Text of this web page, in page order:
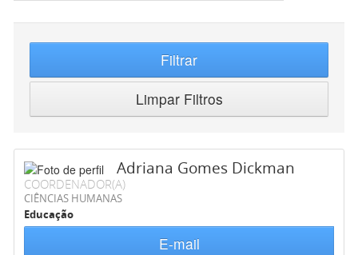
Filtrar
Limpar Filtros
Adriana Gomes Dickman
COORDENADOR(A)
CIÊNCIAS HUMANAS
Educação
E-mail